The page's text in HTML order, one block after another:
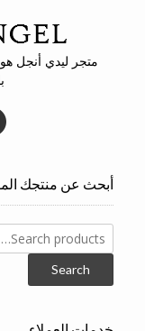
متجر ليدي أنجل
أبحث عن منتجك
Search
for:
Search